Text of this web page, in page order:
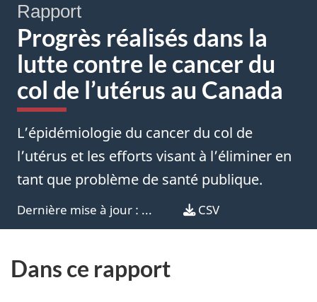
Progrès réalisés dans la
lutte contre le cancer du
col de l’utérus au Canada
Rapport
L’épidémiologie du cancer du col de
l’utérus et les efforts visant à l’éliminer en
tant que problème de santé publique.
Dernière mise à jour : ...
Télécharger
les
CSV
Dans ce rapport